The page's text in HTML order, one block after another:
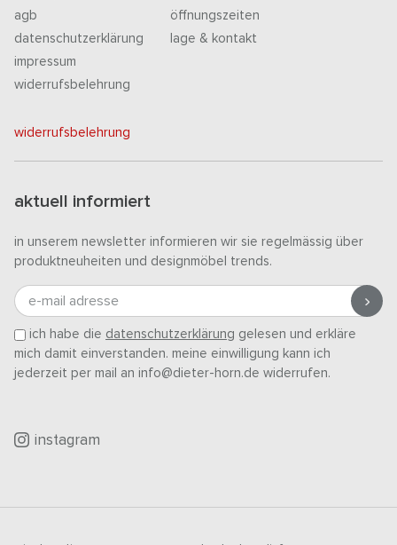
agb
datenschutzerklärung
impressum
widerrufsbelehrung
öffnungszeiten
lage & kontakt
widerrufsbelehrung
aktuell informiert
in unserem newsletter informieren wir sie regelmässig über
produktneuheiten und designmöbel trends.
e-mail adresse
ich habe die datenschutzerklärung gelesen und erkläre
mich damit einverstanden. meine einwilligung kann ich
jederzeit per mail an info@dieter-horn.de widerrufen.
instagram